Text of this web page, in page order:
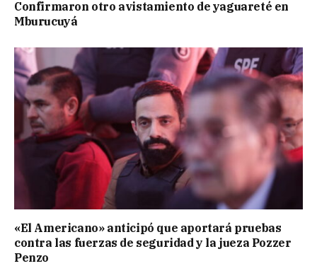
Confirmaron otro avistamiento de yaguareté en
Mburucuyá
«El Americano» anticipó que aportará pruebas
contra las fuerzas de seguridad y la jueza Pozzer
Penzo